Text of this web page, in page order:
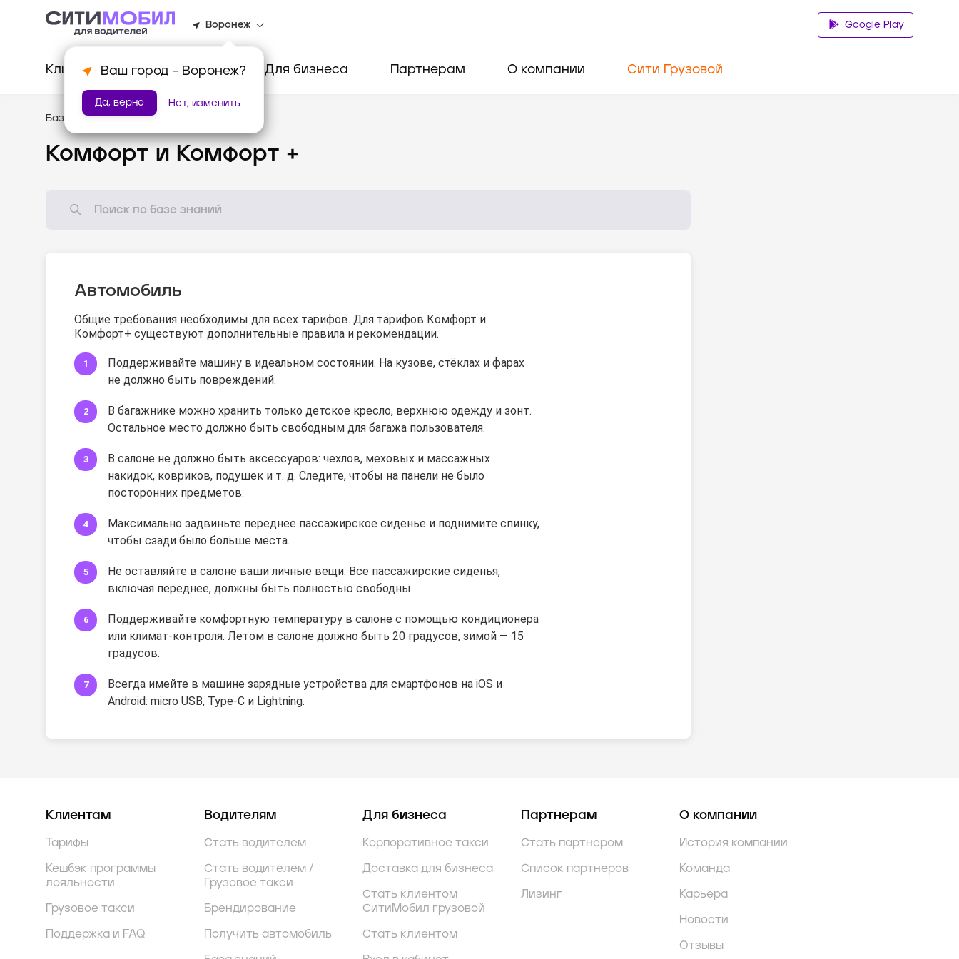
Воронеж
Ваш город - Воронеж?
Да, верно Нет, изменить
Google Play
Клиентам Водителям Для бизнеса Партнерам О компании Сити Грузовой
База знаний /Стандарты оказания услуг
Комфорт и Комфорт +
Автомобиль
Общие требования необходимы для всех тарифов. Для тарифов Комфорт и
Комфорт+ существуют дополнительные правила и рекомендации.
Поддерживайте машину в идеальном состоянии. На кузове, стёклах и фарах
не должно быть повреждений.
В багажнике можно хранить только детское кресло, верхнюю одежду и зонт.
Остальное место должно быть свободным для багажа пользователя.
В салоне не должно быть аксессуаров: чехлов, меховых и массажных
накидок, ковриков, подушек и т. д. Следите, чтобы на панели не было
посторонних предметов.
Максимально задвиньте переднее пассажирское сиденье и поднимите спинку,
чтобы сзади было больше места.
Не оставляйте в салоне ваши личные вещи. Все пассажирские сиденья,
включая переднее, должны быть полностью свободны.
Поддерживайте комфортную температуру в салоне с помощью кондиционера
или климат-контроля. Летом в салоне должно быть 20 градусов, зимой — 15
градусов.
Всегда имейте в машине зарядные устройства для смартфонов на iOS и
Android: micro USB, Type-C и Lightning.
Клиентам
Тарифы
Кешбэк программы
лояльности
Грузовое такси
Поддержка и FAQ
Водителям
Стать водителем
Стать водителем /
Грузовое такси
Брендирование
Получить автомобиль
Для бизнеса
Корпоративное такси
Доставка для бизнеса
Стать клиентом
СитиМобил грузовой
Стать клиентом
Партнерам
Стать партнером
Список партнеров
Лизинг
О компании
История компании
Команда
Карьера
Новости
Отзывы